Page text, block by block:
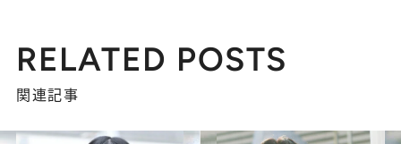
RELATED POSTS
関連記事